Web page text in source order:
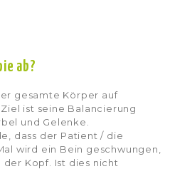
ab?
gesamte Körper auf
ist seine Balancierung
und Gelenke.
dass der Patient / die
wird ein Bein geschwungen,
Kopf. Ist dies nicht